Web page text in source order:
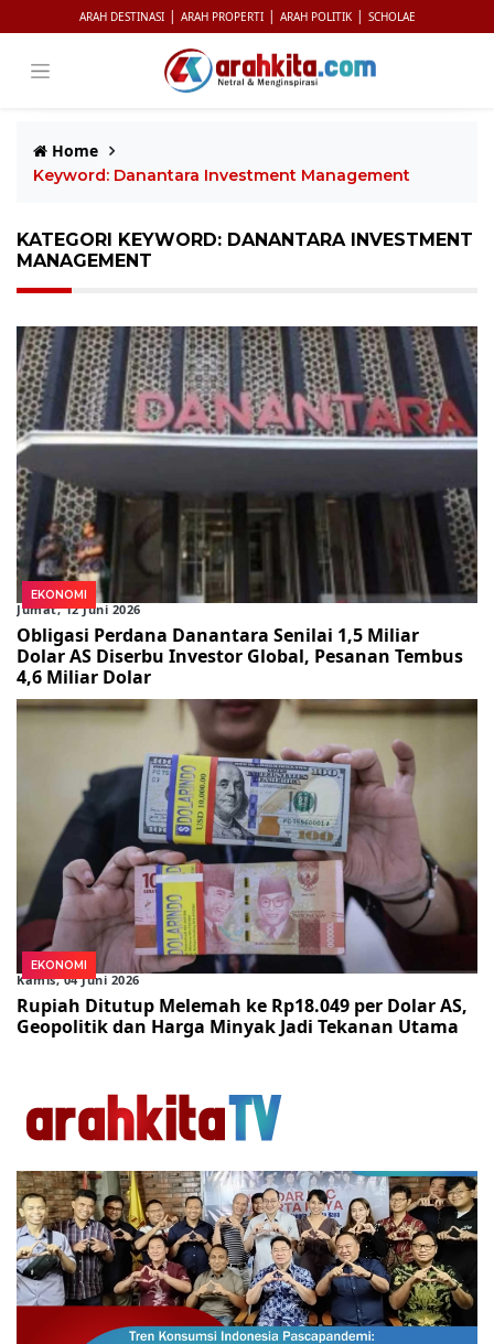
ARAH DESTINASI | ARAH PROPERTI | ARAH POLITIK | SCHOLAE
Home
Keyword: Danantara Investment Management
KATEGORI KEYWORD: DANANTARA INVESTMENT
MANAGEMENT
EKONOMI
Jumat, 12 Juni 2026
Obligasi Perdana Danantara Senilai 1,5 Miliar
Dolar AS Diserbu Investor Global, Pesanan Tembus
4,6 Miliar Dolar
EKONOMI
Kamis, 04 Juni 2026
Rupiah Ditutup Melemah ke Rp18.049 per Dolar AS,
Geopolitik dan Harga Minyak Jadi Tekanan Utama